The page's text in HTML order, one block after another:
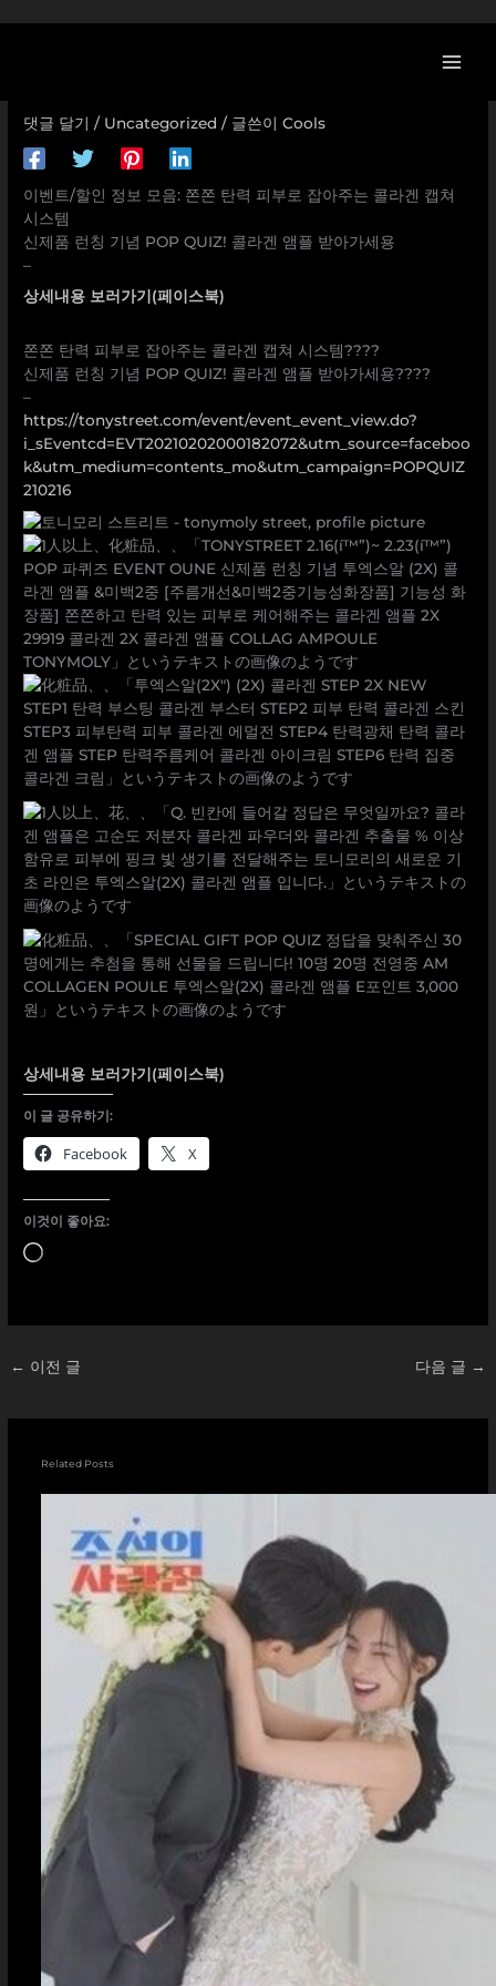
로
[토니모리 스트리트 할인/이벤트] 쫀쫀 탄력 피부로 잡아주는
콜라겐 캡쳐 시스템 신제품 런칭 기념 POP QUIZ! 콜라겐 앰
댓글 달기 / Uncategorized / 글쓴이Cools
이벤트/할인 정보 모음: 쫀쫀 탄력 피부로 잡아주는 콜라겐 캡쳐
시스템
신제품 런칭 기념 POP QUIZ! 콜라겐 앰플 받아가세용
–
상세내용 보러가기(페이스북)
쫀쫀 탄력 피부로 잡아주는 콜라겐 캡쳐 시스템????
신제품 런칭 기념 POP QUIZ! 콜라겐 앰플 받아가세용????
–
https://tonystreet.com/event/event_event_view.do?
i_sEventcd=EVT20210202000182072&utm_source=faceboo
k&utm_medium=contents_mo&utm_campaign=POPQUIZ
210216
상세내용 보러가기(페이스북)
이 글 공유하기:
Facebook X
이것이 좋아요:
로
← 이전 글 다음 글 →
Related Posts